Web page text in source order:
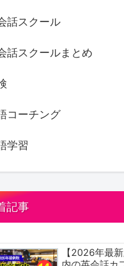
話スクール
話スクールまとめ
コーチング
学習
記事
【2026年最